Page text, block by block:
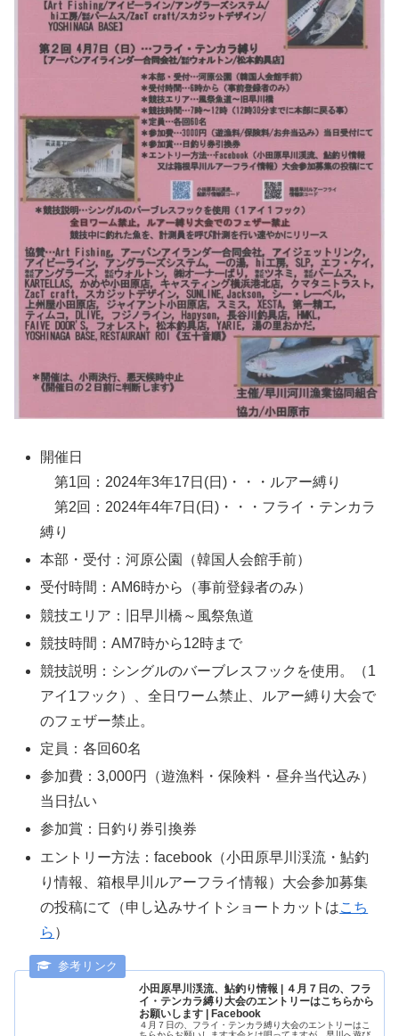
開催日
第1回：2024年3年17日(日)・・・ルアー縛り
第2回：2024年4年7日(日)・・・フライ・テンカラ
縛り
本部・受付：河原公園（韓国人会館手前）
受付時間：AM6時から（事前登録者のみ）
競技エリア：旧早川橋～風祭魚道
競技時間：AM7時から12時まで
競技説明：シングルのバーブレスフックを使用。（1
アイ1フック）、全日ワーム禁止、ルアー縛り大会で
のフェザー禁止。
定員：各回60名
参加費：3,000円（遊漁料・保険料・昼弁当代込み）
当日払い
参加賞：日釣り券引換券
エントリー方法：facebook（小田原早川渓流・鮎釣
り情報、箱根早川ルアーフライ情報）大会参加募集
の投稿にて（申し込みサイトショートカットはこち
ら ）
小田原早川渓流、鮎釣り情報 | ４月７日の、フラ
イ・テンカラ縛り大会のエントリーはこちらから
お願いします | Facebook
４月７日の、フライ・テンカラ縛り大会のエントリーはこ